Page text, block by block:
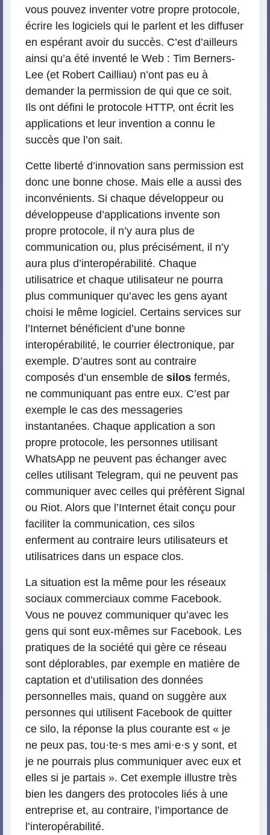
vous pouvez inventer votre propre protocole,
écrire les logiciels qui le parlent et les diffuser
en espérant avoir du succès. C’est d’ailleurs
ainsi qu’a été inventé le Web : Tim Berners-
Lee (et Robert Cailliau) n’ont pas eu à
demander la permission de qui que ce soit.
Ils ont défini le protocole HTTP, ont écrit les
applications et leur invention a connu le
succès que l’on sait.
Cette liberté d’innovation sans permission est
donc une bonne chose. Mais elle a aussi des
inconvénients. Si chaque développeur ou
développeuse d’applications invente son
propre protocole, il n’y aura plus de
communication ou, plus précisément, il n’y
aura plus d’interopérabilité. Chaque
utilisatrice et chaque utilisateur ne pourra
plus communiquer qu’avec les gens ayant
choisi le même logiciel. Certains services sur
l’Internet bénéficient d’une bonne
interopérabilité, le courrier électronique, par
exemple. D’autres sont au contraire
composés d’un ensemble de silos fermés,
ne communiquant pas entre eux. C’est par
exemple le cas des messageries
instantanées. Chaque application a son
propre protocole, les personnes utilisant
WhatsApp ne peuvent pas échanger avec
celles utilisant Telegram, qui ne peuvent pas
communiquer avec celles qui préfèrent Signal
ou Riot. Alors que l’Internet était conçu pour
faciliter la communication, ces silos
enferment au contraire leurs utilisateurs et
utilisatrices dans un espace clos.
La situation est la même pour les réseaux
sociaux commerciaux comme Facebook.
Vous ne pouvez communiquer qu’avec les
gens qui sont eux-mêmes sur Facebook. Les
pratiques de la société qui gère ce réseau
sont déplorables, par exemple en matière de
captation et d’utilisation des données
personnelles mais, quand on suggère aux
personnes qui utilisent Facebook de quitter
ce silo, la réponse la plus courante est « je
ne peux pas, tou·te·s mes ami·e·s y sont, et
je ne pourrais plus communiquer avec eux et
elles si je partais ». Cet exemple illustre très
bien les dangers des protocoles liés à une
entreprise et, au contraire, l’importance de
l’interopérabilité.